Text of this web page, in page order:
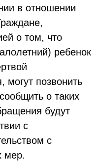
в отношении
о том, что
ребенок
могут позвонить
о таких
будут
с
с
мер.